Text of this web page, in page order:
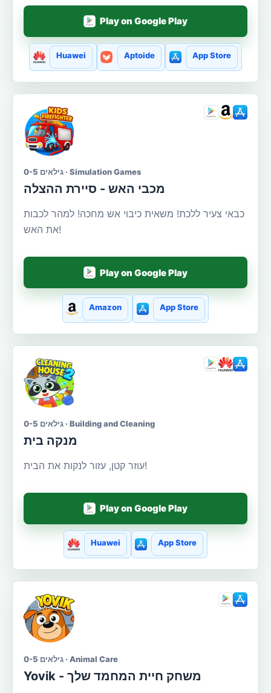
Play on Google Play
Huawei Aptoide App Store
גילאים 0-5 · Simulation Games
מכבי האש - סיירת ההצלה
כבאי צעיר ללכת! משאית כיבוי אש מחכה! למהר לכבות
את האש!
Play on Google Play
Amazon App Store
גילאים 0-5 · Building and Cleaning
מנקה בית
עוזר קטן, עזור לנקות את הבית!
Play on Google Play
Huawei App Store
גילאים 0-5 · Animal Care
Yovik - משחק חיית המחמד שלך